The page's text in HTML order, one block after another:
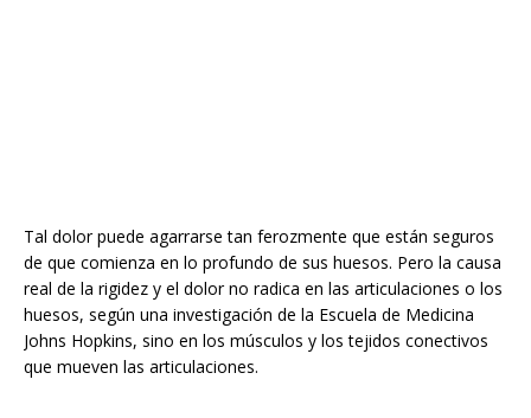
Tal dolor puede agarrarse tan ferozmente que están seguros
de que comienza en lo profundo de sus huesos. Pero la causa
real de la rigidez y el dolor no radica en las articulaciones o los
huesos, según una investigación de la Escuela de Medicina
Johns Hopkins, sino en los músculos y los tejidos conectivos
que mueven las articulaciones.